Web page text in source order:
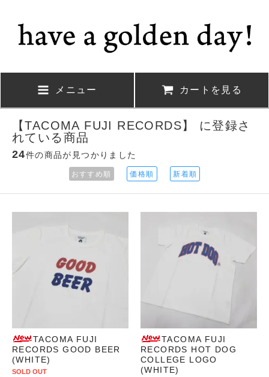
メニュー カートを見る
【TACOMA FUJI RECORDS】 に登録さ
れている商品
24件の商品が見つかりました
おすすめ順 価格順 新着順
TACOMA FUJI
RECORDS GOOD BEER
(WHITE)
SOLD OUT
TACOMA FUJI
RECORDS HOT DOG
COLLEGE LOGO
(WHITE)